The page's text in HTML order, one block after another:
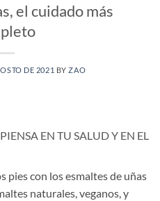
el cuidado más
DE 2021 BYZAO
EN TU SALUD Y EN EL
pies con los esmaltes de uñas
naturales, veganos, y